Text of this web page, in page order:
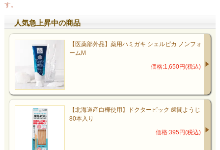
す。
人気急上昇中の商品
【医薬部外品】薬用ハミガキ シェルピカ ノンフォ
ームM
価格:1,650円(税込)
【北海道産白樺使用】ドクターピック 歯間ようじ
80本入り
価格:395円(税込)